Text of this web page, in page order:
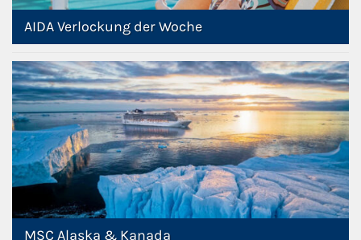
AIDA Verlockung der Woche
MSC Alaska & Kanada